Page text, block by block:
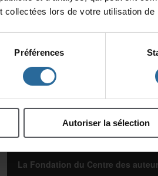
Préférences
Autoriserlasélection
étéretenupourleprixGratien-